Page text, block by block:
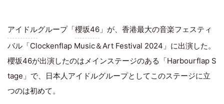
アイドルグループ「櫻坂46 」が、香港最大の音楽フェスティ
バル「Clockenflap Music＆Art Festival 2024」に出演した。
櫻坂46が出演したのはメインステージのある「Harbourflap S
tage」で、日本人アイドルグループとしてこのステージに立
つのは初めて。